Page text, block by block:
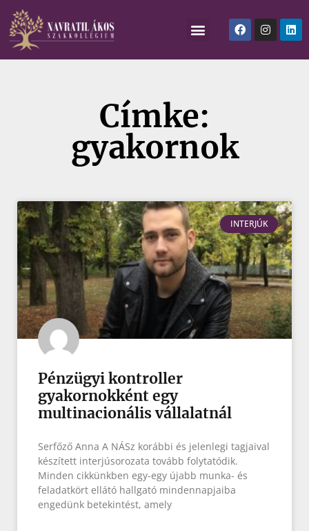
Címke:
gyakornok
INTERJÚK
Pénzügyi kontroller
gyakornokként egy
multinacionális vállalatnál
Serfőző Anna A NÁSz korábbi és jelenlegi tagjaival
készített interjúsorozata tovább folytatódik.
Minden cikkünkben egy-egy újabb munka- és
feladatkört ellátó hallgató mindennapjaiba
engedünk betekintést, amely